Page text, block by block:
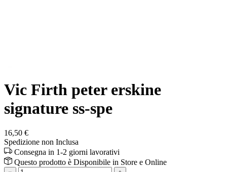
Vic Firth peter erskine
signature ss-spe
16,50 €
Spedizione non Inclusa
Consegna in 1-2 giorni lavorativi
Questo prodotto è Disponibile in Store e Online